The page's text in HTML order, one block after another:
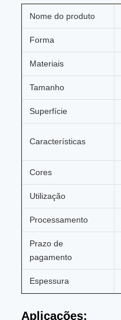
Nome do produto
Forma
Materiais
Tamanho
Superfície
Características
Cores
Utilização
Processamento
Prazo de
pagamento
Espessura
Aplicações: